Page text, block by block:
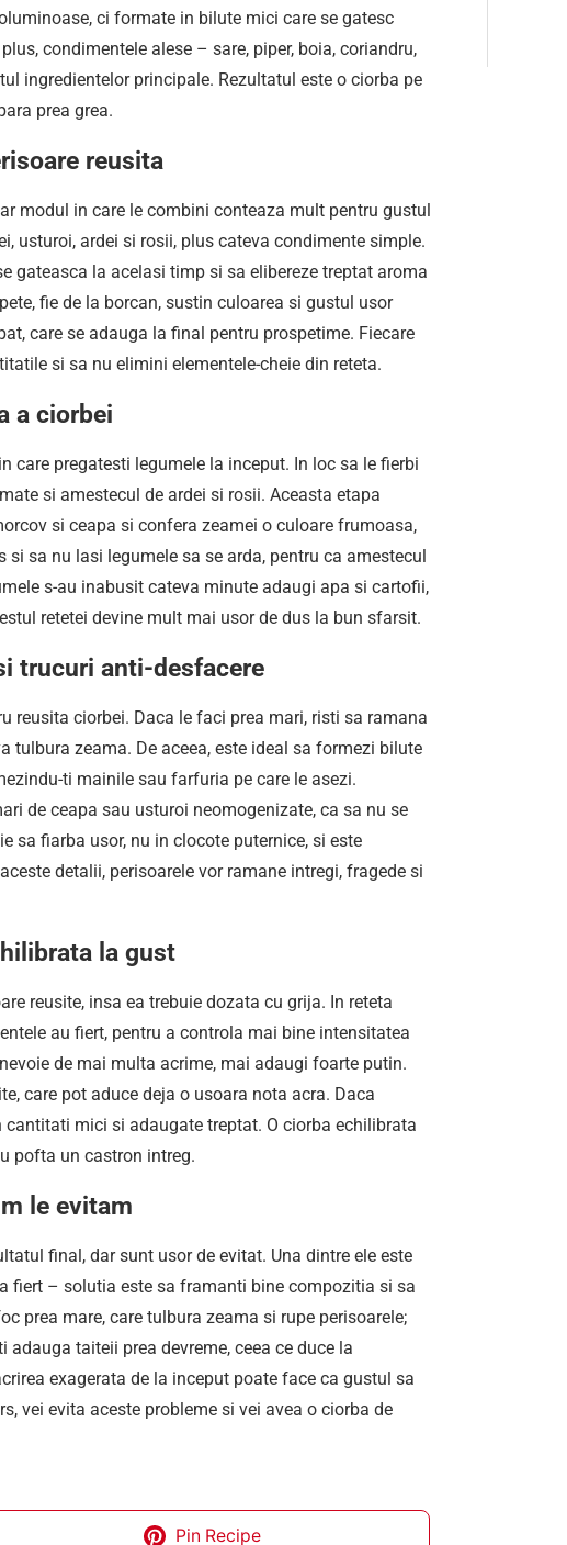
ci formate in bilute mici care se gatesc
condimentele alese – sare, piper, boia, coriandru,
ingredientelor principale. Rezultatul este o ciorba pe
prea grea.
reusita
modul in care le combini conteaza mult pentru gustul
usturoi, ardei si rosii, plus cateva condimente simple.
gateasca la acelasi timp si sa elibereze treptat aroma
fie de la borcan, sustin culoarea si gustul usor
care se adauga la final pentru prospetime. Fiecare
si sa nu elimini elementele-cheie din reteta.
a ciorbei
care pregatesti legumele la inceput. In loc sa le fierbi
si amestecul de ardei si rosii. Aceasta etapa
si ceapa si confera zeamei o culoare frumoasa,
sa nu lasi legumele sa se arda, pentru ca amestecul
s-au inabusit cateva minute adaugi apa si cartofii,
retetei devine mult mai usor de dus la bun sfarsit.
trucuri anti-desfacere
reusita ciorbei. Daca le faci prea mari, risti sa ramana
tulbura zeama. De aceea, este ideal sa formezi bilute
ti mainile sau farfuria pe care le asezi.
de ceapa sau usturoi neomogenizate, ca sa nu se
sa fiarba usor, nu in clocote puternice, si este
detalii, perisoarele vor ramane intregi, fragede si
la gust
reusite, insa ea trebuie dozata cu grija. In reteta
au fiert, pentru a controla mai bine intensitatea
de mai multa acrime, mai adaugi foarte putin.
care pot aduce deja o usoara nota acra. Daca
mici si adaugate treptat. O ciorba echilibrata
pofta un castron intreg.
le evitam
final, dar sunt usor de evitat. Una dintre ele este
fiert – solutia este sa framanti bine compozitia si sa
prea mare, care tulbura zeama si rupe perisoarele;
taiteii prea devreme, ceea ce duce la
exagerata de la inceput poate face ca gustul sa
vei evita aceste probleme si vei avea o ciorba de
Pin Recipe